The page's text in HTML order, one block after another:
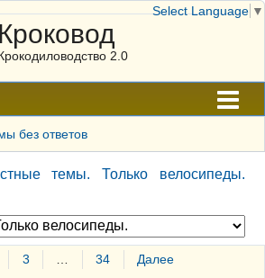
Кроковод
2.0
без ответов
темы. Только велосипеды.
3 34
Далее
Select Language ▼